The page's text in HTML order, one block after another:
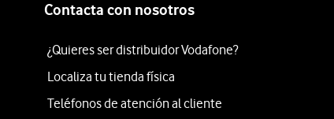
Contacta con nosotros
¿Quieres ser distribuidor Vodafone?
Localiza tu tienda física
Teléfonos de atención al cliente